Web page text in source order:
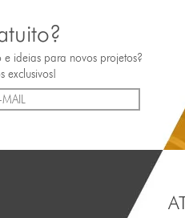
ideias para novos projetos?
exclusivos!